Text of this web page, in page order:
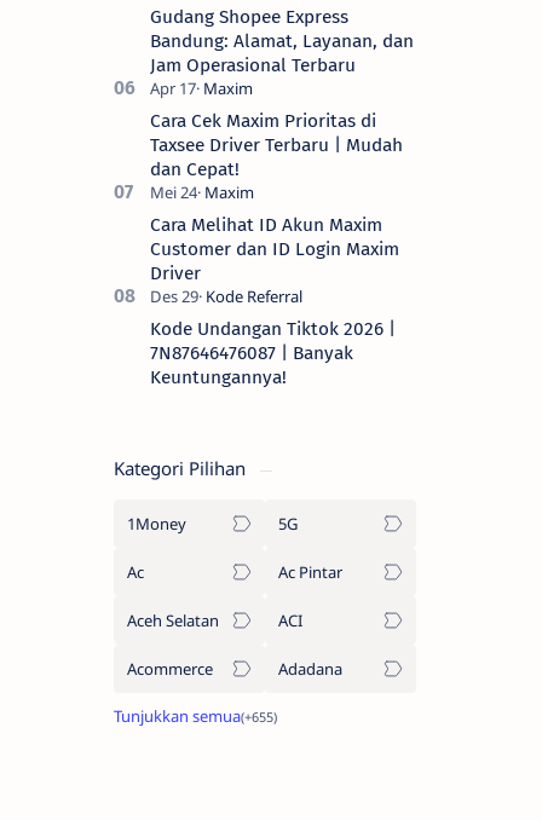
Gudang Shopee Express
Bandung: Alamat, Layanan, dan
Jam Operasional Terbaru
Cara Cek Maxim Prioritas di
Taxsee Driver Terbaru | Mudah
dan Cepat!
Cara Melihat ID Akun Maxim
Customer dan ID Login Maxim
Driver
Kode Undangan Tiktok 2026 |
7N87646476087 | Banyak
Keuntungannya!
Kategori Pilihan
1Money 5G
Ac Ac Pintar
Aceh Selatan ACI
Acommerce Adadana